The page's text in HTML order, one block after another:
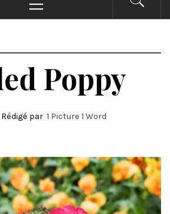
principal
Poppy
Rédigé par 1 Picture 1 Word